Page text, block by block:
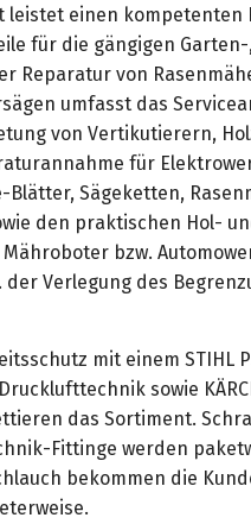
leistet einen kompetenten
für die gängigen
Reparatur von
umfasst das
von Vertikutierern,
für
Sägeketten,
den praktischen Hol-
bzw.
Verlegung des
mit einem STIHL
sowie
das Sortiment.
Fittinge werden
bekommen die